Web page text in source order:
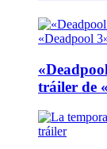
tráiler de